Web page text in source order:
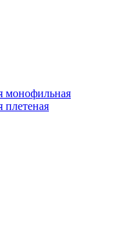
монофильная
плетеная